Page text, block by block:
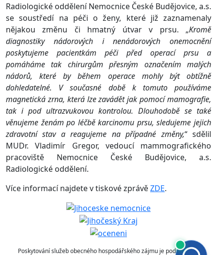
Radiologické oddělení Nemocnice České Budějovice, a.s.
se soustředí na péči o ženy, které již zaznamenaly
nějakou změnu či hmatný útvar v prsu. „Kromě
diagnostiky nádorových i nenádorových onemocnění
poskytujeme pacientkám péči před operací prsu a
pomáháme tak chirurgům přesným označením malých
nádorů, které by během operace mohly být obtížně
dohledatelné. V současné době k tomuto používáme
magnetická zrna, která lze zavádět jak pomocí mamografie,
tak i pod ultrazvukovou kontrolou. Dlouhodobě se také
věnujeme ženám po léčbě karcinomu prsu, sledujeme jejich
zdravotní stav a reagujeme na případné změny,“ sdělil
MUDr. Vladimír Gregor, vedoucí mammografického
pracoviště Nemocnice České Budějovice, a.s.
Radiologické oddělení.
Více informací najdete v tiskové zprávěZDE.
Poskytování služeb obecného hospodářského zájmu je podpořeno z